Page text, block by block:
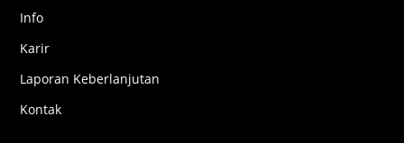
Info
Karir
Laporan Keberlanjutan
Kontak